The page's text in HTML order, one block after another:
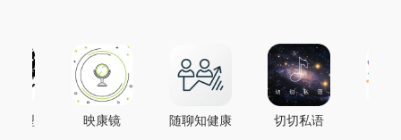
模型 映康镜 随聊知健康 切切私语